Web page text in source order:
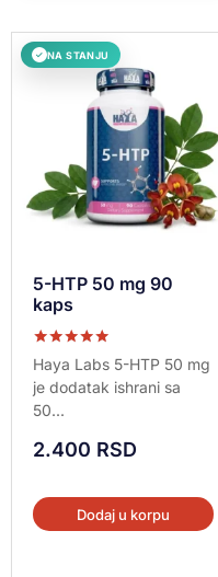
✓ NA STANJU
5-HTP 50 mg 90
kaps
Ocenjeno sa
5.00
od 5
Haya Labs 5-HTP 50 mg
je dodatak ishrani sa
50...
2.400 RSD
Dodaj u korpu